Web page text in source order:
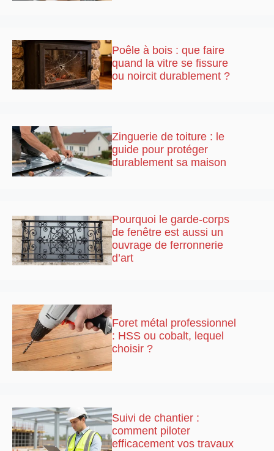
Poêle à bois : que faire
quand la vitre se fissure
ou noircit durablement ?
Zinguerie de toiture : le
guide pour protéger
durablement sa maison
Pourquoi le garde-corps
de fenêtre est aussi un
ouvrage de ferronnerie
d’art
Foret métal professionnel
: HSS ou cobalt, lequel
choisir ?
Suivi de chantier :
comment piloter
efficacement vos travaux